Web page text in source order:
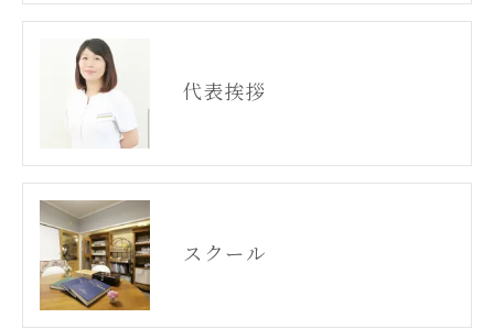
代表挨拶
スクール